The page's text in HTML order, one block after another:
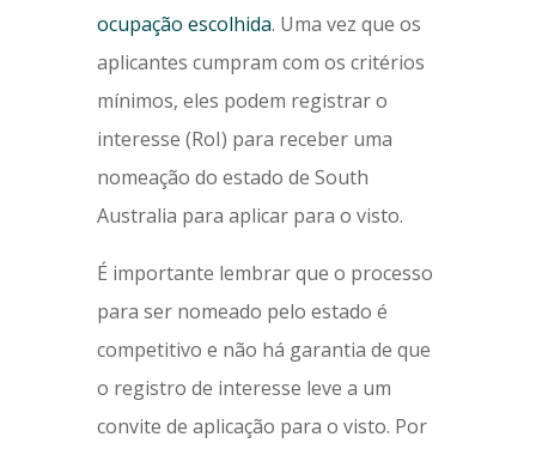
ocupação escolhida. Uma vez que os
aplicantes cumpram com os critérios
mínimos, eles podem registrar o
interesse (RoI) para receber uma
nomeação do estado de South
Australia para aplicar para o visto.
É importante lembrar que o processo
para ser nomeado pelo estado é
competitivo e não há garantia de que
o registro de interesse leve a um
convite de aplicação para o visto. Por